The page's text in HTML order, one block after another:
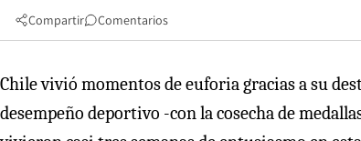
Compartir Comentarios
Chile vivió momentos de euforia gracias a su
desempeño deportivo -con la cosecha de